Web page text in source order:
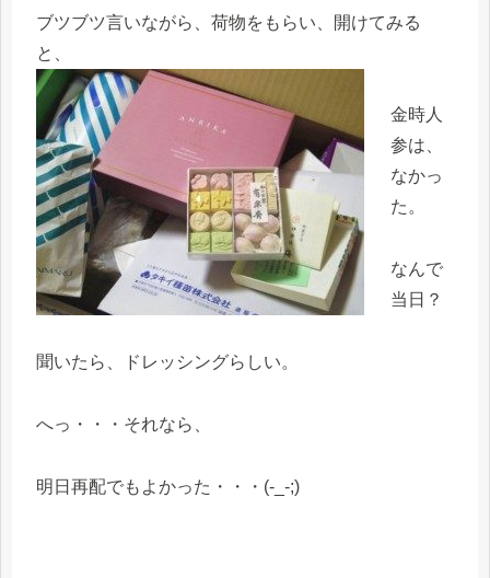
ブツブツ言いながら、荷物をもらい、開けてみる
と、
金時人
参は、
なかっ
た。
なんで
当日？
聞いたら、ドレッシングらしい。
へっ・・・それなら、
明日再配でもよかった・・・(-_-;)